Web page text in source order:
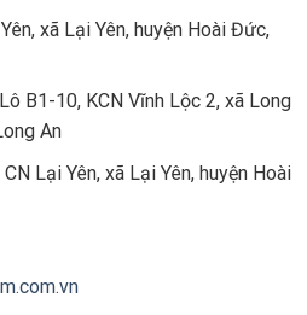
xã Lại Yên, huyện Hoài Đức,
B1-10, KCN Vĩnh Lộc 2, xã Long
An
Lại Yên, xã Lại Yên, huyện Hoài